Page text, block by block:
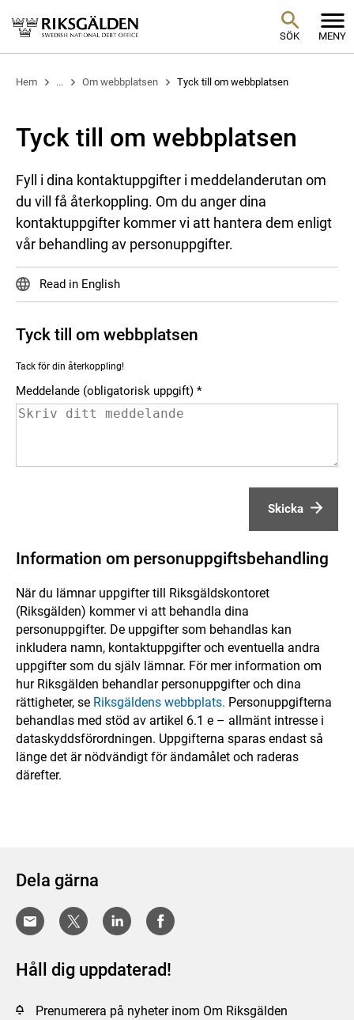
SÖK MENY
Hem ... Om webbplatsen Tyck till om webbplatsen
Tyck till om webbplatsen
Fyll i dina kontaktuppgifter i meddelanderutan om
du vill få återkoppling. Om du anger dina
kontaktuppgifter kommer vi att hantera dem enligt
vår behandling av personuppgifter.
Read in English
Tyck till om webbplatsen
Tack för din återkoppling!
Meddelande (obligatorisk uppgift)
Skicka
Information om personuppgiftsbehandling
När du lämnar uppgifter till Riksgäldskontoret
(Riksgälden) kommer vi att behandla dina
personuppgifter. De uppgifter som behandlas kan
inkludera namn, kontaktuppgifter och eventuella andra
uppgifter som du själv lämnar. För mer information om
hur Riksgälden behandlar personuppgifter och dina
rättigheter, se Riksgäldens webbplats. Personuppgifterna
behandlas med stöd av artikel 6.1 e – allmänt intresse i
dataskyddsförordningen. Uppgifterna sparas endast så
länge det är nödvändigt för ändamålet och raderas
därefter.
Dela gärna
Håll dig uppdaterad!
Prenumerera på nyheter inom Om Riksgälden